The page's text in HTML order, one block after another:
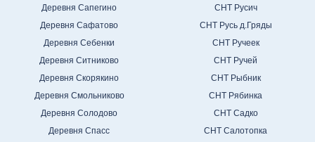
Деревня Сапегино
Деревня Сафатово
Деревня Себенки
Деревня Ситниково
Деревня Скорякино
Деревня Смольниково
Деревня Солодово
Деревня Спасс
СНТ Русич
СНТ Русь д.Гряды
СНТ Ручеек
СНТ Ручей
СНТ Рыбник
СНТ Рябинка
СНТ Садко
СНТ Салотопка